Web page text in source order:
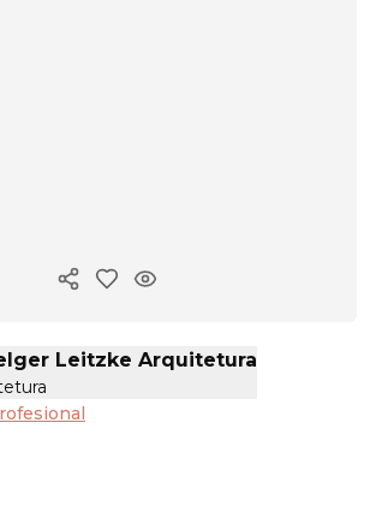
Copiar enlace
Leitzke Arquitetura